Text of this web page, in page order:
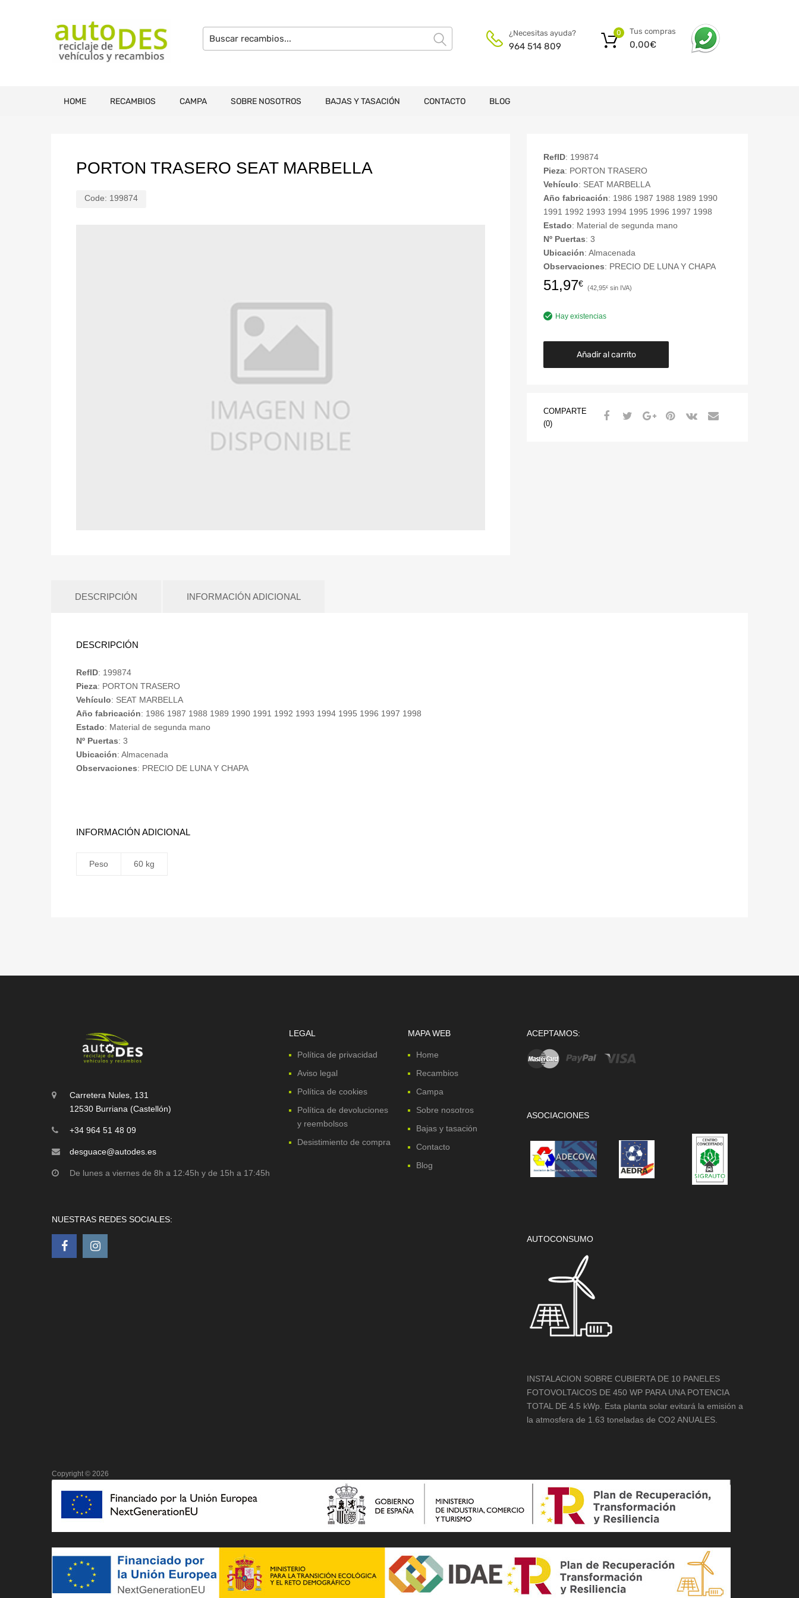
¿Necesitas ayuda?
964 514 809
Tus compras
0,00€
0
HOME RECAMBIOS CAMPA SOBRE NOSOTROS BAJAS Y TASACIÓN CONTACTO BLOG
PORTON TRASERO SEAT MARBELLA
Code: 199874
RefID: 199874
Pieza: PORTON TRASERO
Vehículo: SEAT MARBELLA
Año fabricación: 1986 1987 1988 1989 1990
1991 1992 1993 1994 1995 1996 1997 1998
Estado: Material de segunda mano
Nº Puertas: 3
Ubicación: Almacenada
Observaciones: PRECIO DE LUNA Y CHAPA
51,97€ 42,95€
Hay existencias
Añadir al carrito
COMPARTE
(0)
DESCRIPCIÓN INFORMACIÓN ADICIONAL
DESCRIPCIÓN
RefID: 199874
Pieza: PORTON TRASERO
Vehículo: SEAT MARBELLA
Año fabricación: 1986 1987 1988 1989 1990 1991 1992 1993 1994 1995 1996 1997 1998
Estado: Material de segunda mano
Nº Puertas: 3
Ubicación: Almacenada
Observaciones: PRECIO DE LUNA Y CHAPA
INFORMACIÓN ADICIONAL
Peso 60 kg
Carretera Nules, 131
12530 Burriana (Castellón)
+34 964 51 48 09
desguace@autodes.es
De lunes a viernes de 8h a 12:45h y de 15h a 17:45h
NUESTRAS REDES SOCIALES:
LEGAL
Política de privacidad
Aviso legal
Política de cookies
Política de devoluciones
y reembolsos
Desistimiento de compra
MAPA WEB
Home
Recambios
Campa
Sobre nosotros
Bajas y tasación
Contacto
Blog
ACEPTAMOS:
ASOCIACIONES
AUTOCONSUMO
INSTALACION SOBRE CUBIERTA DE 10 PANELES
FOTOVOLTAICOS DE 450 WP PARA UNA POTENCIA
TOTAL DE 4.5 kWp. Esta planta solar evitará la emisión a
la atmosfera de 1.63 toneladas de CO2 ANUALES.
Copyright © 2026